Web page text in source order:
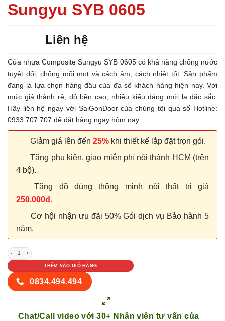
Sungyu SYB 0605
Liên hệ
Cửa nhựa Composite Sungyu SYB 0605 có khả năng chống nước
tuyệt đối, chống mối mọt và cách âm, cách nhiệt tốt. Sản phẩm
đang là lựa chọn hàng đầu của đa số khách hàng hiện nay. Với
mức giá thành rẻ, độ bền cao, nhiều kiểu dáng mới lạ đặc sắc.
Hãy liên hệ ngay với SaiGonDoor của chúng tôi qua số Hotline:
0933.707.707 để đặt hàng ngay hôm nay
Giảm giá lên đến 25% khi thiết kế lắp đặt trọn gói.
Tặng phụ kiện, giao miễn phí nội thành HCM (trên
4 bộ).
Tặng đồ dùng thông minh nội thất trị giá
250.000đ.
Cơ hội nhận ưu đãi 50% Gói dịch vụ Bảo hành 5
năm.
Cửa nhựa Composite Sungyu SYB 0605 số lượng
THÊM VÀO GIỎ HÀNG
0834.494.494
Chat/Call video với 30+ Nhân viên tư vấn của